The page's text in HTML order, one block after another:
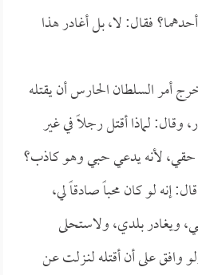
فقال: لا، بل أغادر هذا
أمر السلطان الحارس أن يقتله
وقال: لماذا أقتل رجلاً في غير
لأنه يدعي حبي وهو كاذب؟
إنه لو كان محباً صادقاً لي،
ويغادر بلدي، ولاستحلى
على أن أقتله لنـزلت عن